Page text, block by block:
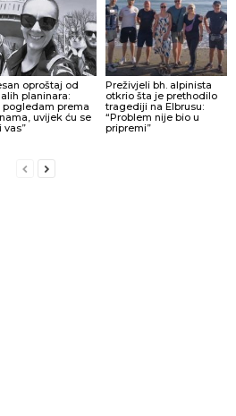
oproštaj od
planinara:
pogledam prema
uvijek ću se
vas”
Preživjeli bh. alpinista
otkrio šta je prethodilo
tragediji na Elbrusu:
“Problem nije bio u
pripremi”